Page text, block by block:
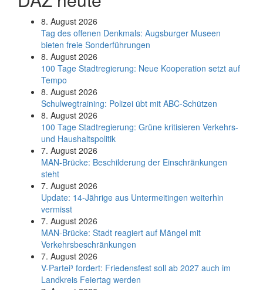
8. August 2026
Tag des offenen Denkmals: Augsburger Museen
bieten freie Sonderführungen
8. August 2026
100 Tage Stadtregierung: Neue Kooperation setzt auf
Tempo
8. August 2026
Schul­weg­trai­ning: Poli­zei übt mit ABC-Schüt­zen
8. August 2026
100 Tage Stadtregierung: Grüne kritisieren Verkehrs-
und Haushaltspolitik
7. August 2026
MAN-Brücke: Beschilderung der Einschränkungen
steht
7. August 2026
Update: 14-Jährige aus Untermeitingen weiterhin
vermisst
7. August 2026
MAN-Brücke: Stadt reagiert auf Mängel mit
Verkehrsbeschränkungen
7. August 2026
V-Partei­³ fordert: Friedens­fest soll ab 2027 auch im
Land­kreis Feier­tag werden